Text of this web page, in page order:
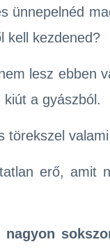
ünnepelnéd
kell kezdened?
lesz ebben
a gyászból.
törekszel
erő, amit
nagyon